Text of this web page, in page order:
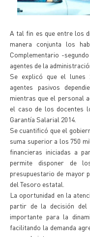
A tal fin es que entre los
manera conjunta los
Complementario -
agentes de la
Se explicó que el lunes
agentes pasivos
mientras que el personal
el caso de los docentes
Garantía Salarial 2014.
Se cuantificó que el
suma superior a los 750
financieras iniciadas a
permite disponer de
presupuestario de mayor
del Tesoro estatal.
La oportunidad en la
partir de la decisión del
importante para la
facilitando la demanda